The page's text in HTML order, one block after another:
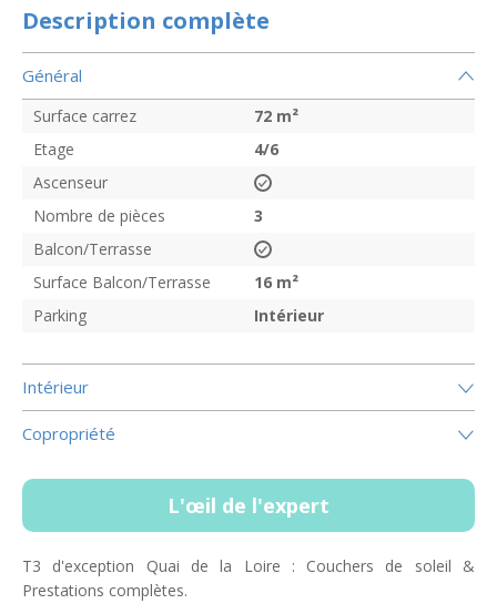
Description complète
Général
Surface carrez 72 m²
Etage
4/6
Ascenseur
Nombre de pièces
3
Balcon/Terrasse
Surface Balcon/Terrasse
16 m²
Parking
Intérieur
Intérieur
Copropriété
L'œil de l'expert
T3 d'exception Quai de la Loire : Couchers de soleil &
Prestations complètes.